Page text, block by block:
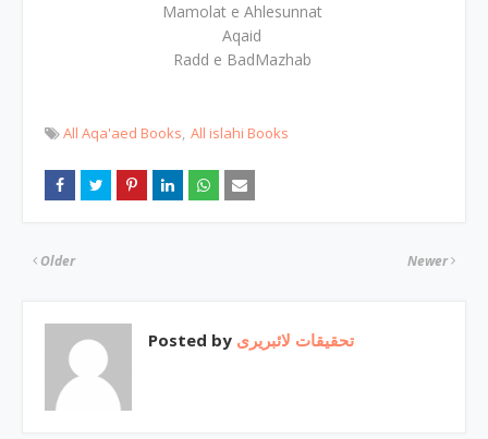
Mamolat e Ahlesunnat
Aqaid
Radd e BadMazhab
All Aqa'aed Books All islahi Books
Newer
Older
Posted by تحقیقات لائبریری